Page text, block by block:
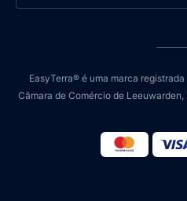
EasyTerra® é uma marca
Câmara de Comércio de